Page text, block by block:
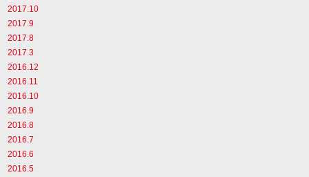
2017.10
2017.9
2017.8
2017.3
2016.12
2016.11
2016.10
2016.9
2016.8
2016.7
2016.6
2016.5